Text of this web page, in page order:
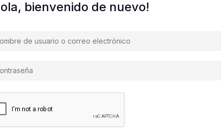
bienvenido de nuevo!